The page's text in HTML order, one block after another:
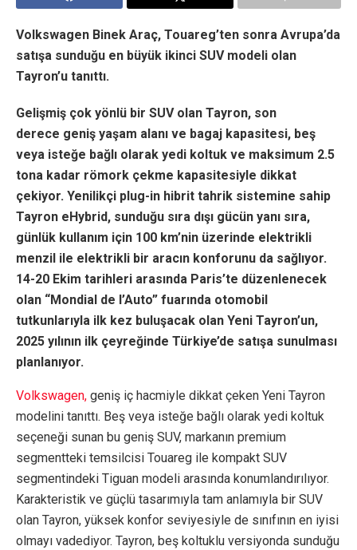
Volkswagen Binek Araç, Touareg’ten sonra Avrupa’da
satışa sunduğu en büyük ikinci SUV modeli olan
Tayron’u tanıttı.
Gelişmiş çok yönlü bir SUV olan Tayron, son
derece geniş yaşam alanı ve bagaj kapasitesi, beş
veya isteğe bağlı olarak yedi koltuk ve maksimum 2.5
tona kadar römork çekme kapasitesiyle dikkat
çekiyor. Yenilikçi plug-in hibrit tahrik sistemine sahip
Tayron eHybrid, sunduğu sıra dışı gücün yanı sıra,
günlük kullanım için 100 km’nin üzerinde elektrikli
menzil ile elektrikli bir aracın konforunu da sağlıyor.
14-20 Ekim tarihleri arasında Paris’te düzenlenecek
olan “Mondial de l’Auto” fuarında otomobil
tutkunlarıyla ilk kez buluşacak olan Yeni Tayron’un,
2025 yılının ilk çeyreğinde Türkiye’de satışa sunulması
planlanıyor.
Volkswagen, geniş iç hacmiyle dikkat çeken Yeni Tayron
modelini tanıttı. Beş veya isteğe bağlı olarak yedi koltuk
seçeneği sunan bu geniş SUV, markanın premium
segmentteki temsilcisi Touareg ile kompakt SUV
segmentindeki Tiguan modeli arasında konumlandırılıyor.
Karakteristik ve güçlü tasarımıyla tam anlamıyla bir SUV
olan Tayron, yüksek konfor seviyesiyle de sınıfının en iyisi
olmayı vadediyor. Tayron, beş koltuklu versiyonda sunduğu